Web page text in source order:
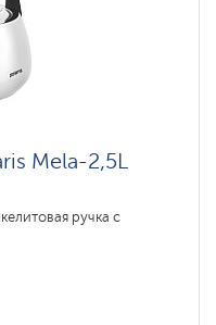
Mela-2,5L
ручка с